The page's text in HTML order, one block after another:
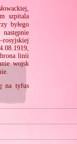
szpitala
byłego
linii
wojsk
na tyfus